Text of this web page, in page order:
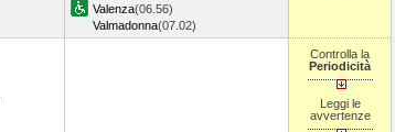
Valenza(06.56)
Valmadonna(07.02)
Controlla la
Periodicità
Leggi le
avvertenze